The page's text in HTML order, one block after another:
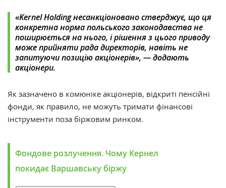
«Kernel Holding несанкціоновано стверджує, що ця
конкретна норма польського законодавства не
поширюється на нього, і рішення з цього приводу
може прийняти рада директорів, навіть не
запитуючи позицію акціонерів», —додають
акціонери.
Як зазначено в комюніке акціонерів, відкриті пенсійні
фонди, як правило, не можуть тримати фінансові
інструменти поза біржовим ринком.
Фондове розлучення. Чому Кернел
покидає Варшавську біржу